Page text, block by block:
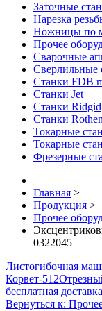
Заточные
Нарезка
Ножницы по
Прочее
Сварочные
Сверлильные
Станки FDB
Станки Jet
Станки Ridgid
Станки
Токарные
Токарные
Фрезерные
Главная >
Продукция >
Прочее
0322045
Листогибочная
Корвет-512
бесплатная
Вернуться к: